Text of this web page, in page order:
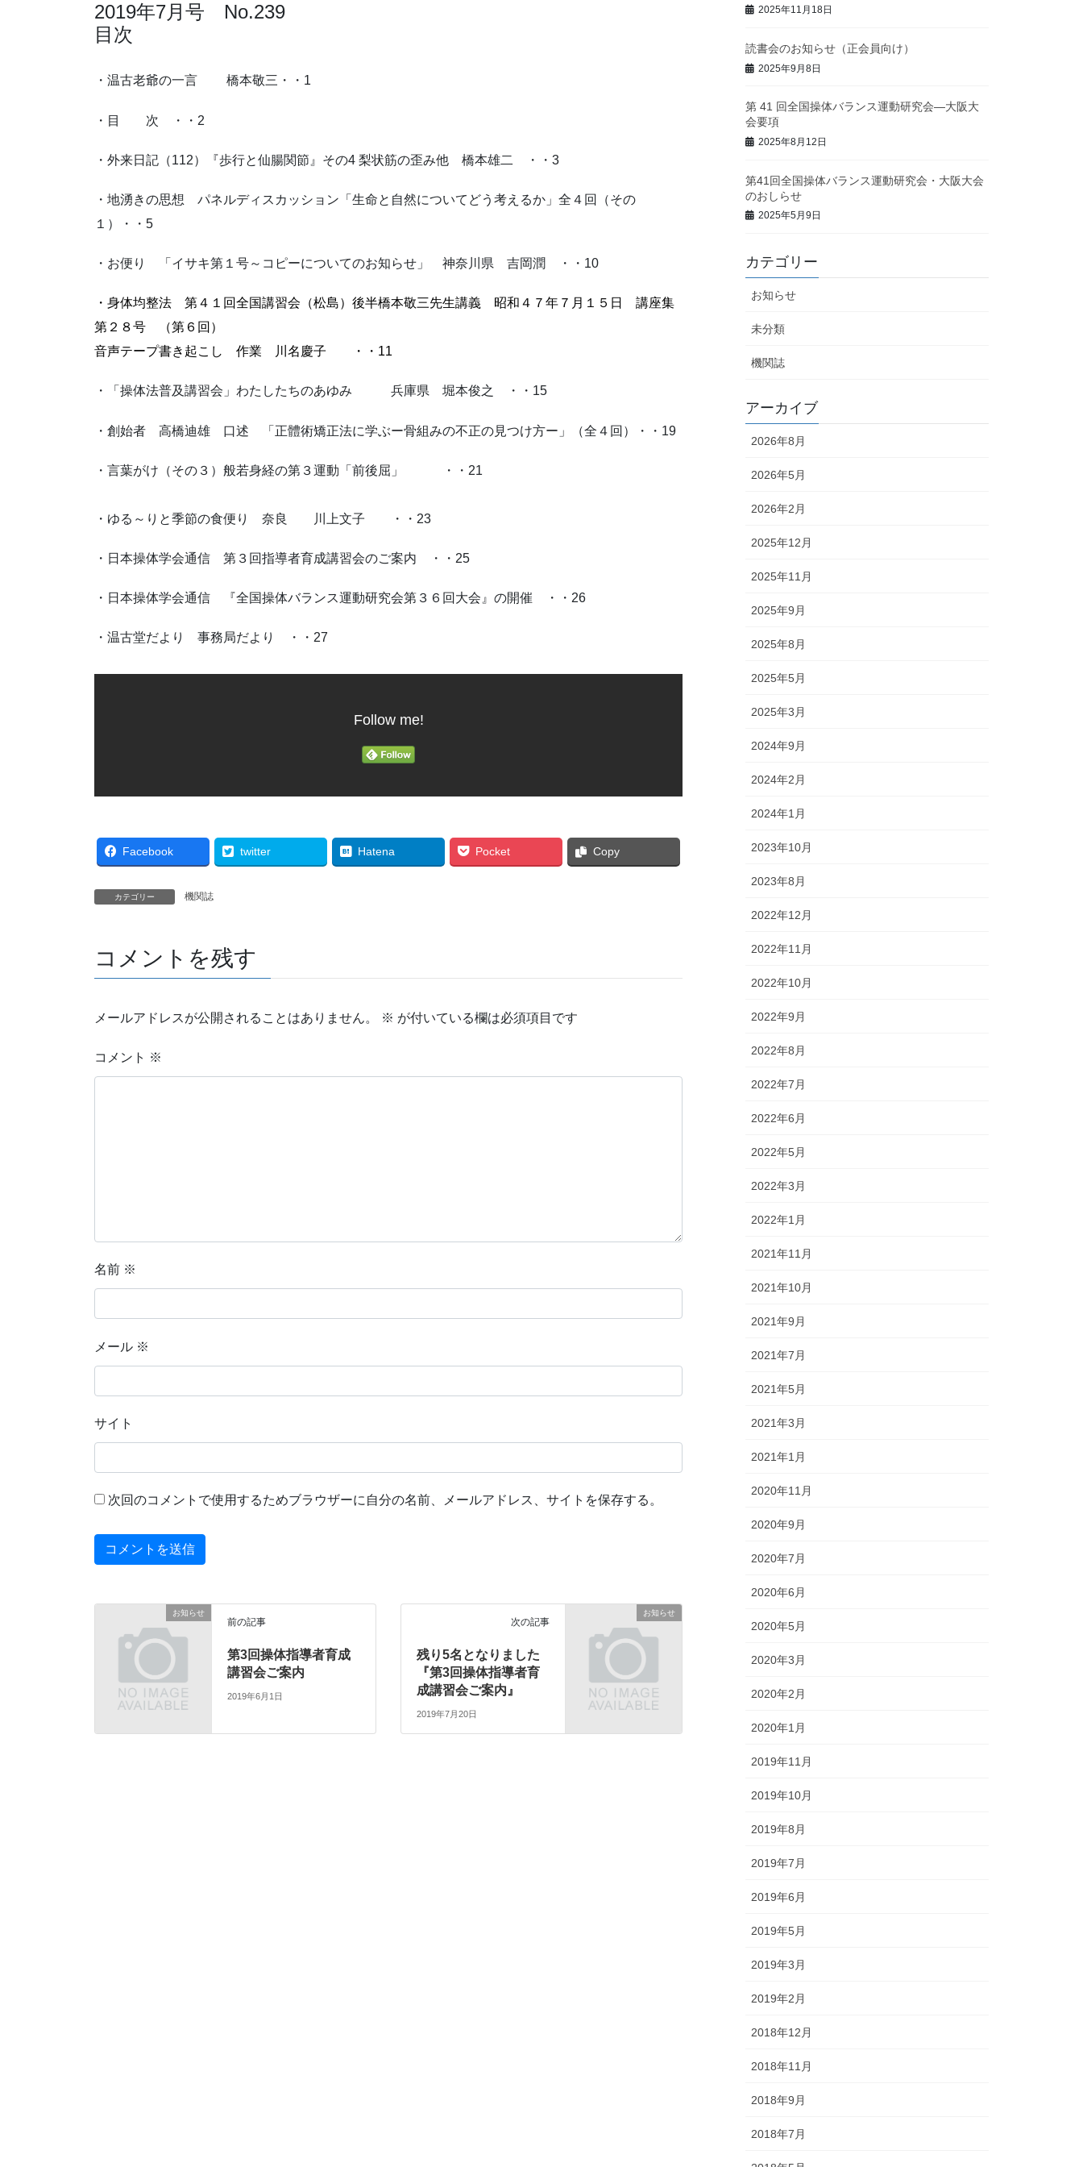
2019年7月号 No.239
目次
・温古老爺の一言 橋本敬三・・1
・目 次 ・・2
・外来日記（112）『歩行と仙腸関節』その4 梨状筋の歪み他 橋本雄二 ・・3
・地湧きの思想 パネルディスカッション「生命と自然についてどう考えるか」全４回（その
１）・・5
・お便り 「イサキ第１号～コピーについてのお知らせ」 神奈川県 吉岡潤 ・・10
・身体均整法 第４１回全国講習会（松島）後半橋本敬三先生講義 昭和４７年７月１５日 講座集
第２８号 （第６回）
音声テープ書き起こし 作業
川名慶子 ・・11
・「操体法普及講習会」わたしたちのあゆみ 兵庫県 堀本俊之 ・・15
・創始者 高橋迪雄 口述 「正體術矯正法に学ぶー骨組みの不正の見つけ方ー」（全４回）・・19
・言葉がけ（その３）般若身経の第３運動「前後屈」 ・・21
・ゆる～りと季節の食便り 奈良 川上文子 ・・23
・日本操体学会通信 第３回指導者育成講習会のご案内 ・・25
・日本操体学会通信 『全国操体バランス運動研究会第３６回大会』の開催 ・・26
・温古堂だより 事務局だより ・・27
Follow me!
Facebook twitter Hatena Pocket Copy
カテゴリー 機関誌
コメントを残す
メールアドレスが公開されることはありません。 ※ が付いている欄は必須項目です
コメント ※
名前 ※
メール ※
サイト
次回のコメントで使用するためブラウザーに自分の名前、メールアドレス、サイトを保存する。
お知らせ
前の記事
第3回操体指導者育成
講習会ご案内
2019年6月1日
お知らせ
次の記事
残り5名となりました
『第3回操体指導者育
成講習会ご案内』
2019年7月20日
2025年11月18日
読書会のお知らせ（正会員向け）
2025年9月8日
第 41 回全国操体バランス運動研究会—大阪大
会要項
2025年8月12日
第41回全国操体バランス運動研究会・大阪大会
のおしらせ
2025年5月9日
カテゴリー
お知らせ
未分類
機関誌
アーカイブ
2026年8月
2026年5月
2026年2月
2025年12月
2025年11月
2025年9月
2025年8月
2025年5月
2025年3月
2024年9月
2024年2月
2024年1月
2023年10月
2023年8月
2022年12月
2022年11月
2022年10月
2022年9月
2022年8月
2022年7月
2022年6月
2022年5月
2022年3月
2022年1月
2021年11月
2021年10月
2021年9月
2021年7月
2021年5月
2021年3月
2021年1月
2020年11月
2020年9月
2020年7月
2020年6月
2020年5月
2020年3月
2020年2月
2020年1月
2019年11月
2019年10月
2019年8月
2019年7月
2019年6月
2019年5月
2019年3月
2019年2月
2018年12月
2018年11月
2018年9月
2018年7月